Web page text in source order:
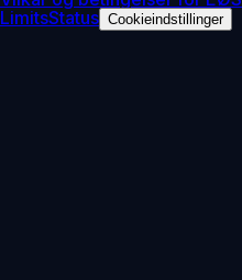
LimitsStatus Cookieindstillinger